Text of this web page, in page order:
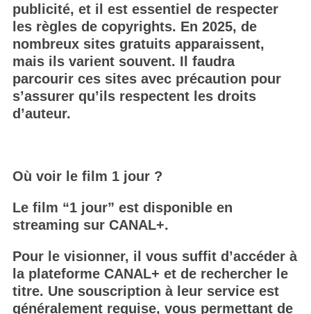
publicité, et il est essentiel de respecter
les règles de copyrights. En 2025, de
nombreux sites gratuits apparaissent,
mais ils varient souvent. Il faudra
parcourir ces sites avec précaution pour
s’assurer qu’ils respectent les droits
d’auteur.
Où voir le film 1 jour ?
Le film “1 jour” est disponible en
streaming sur CANAL+.
Pour le visionner, il vous suffit d’accéder à
la plateforme CANAL+ et de rechercher le
titre. Une souscription à leur service est
généralement requise, vous permettant de